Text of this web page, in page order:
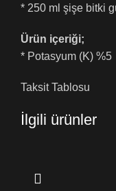
* 250 ml şişe bitki
Ürün içeriği;
* Potasyum (K) %5
Taksit Tablosu
İlgili ürünler